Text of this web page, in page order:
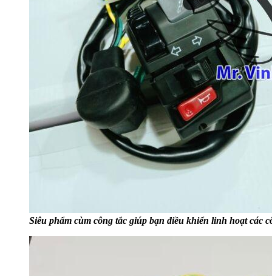
Siêu phẩm cùm công tắc giúp bạn điều khiển linh hoạt các